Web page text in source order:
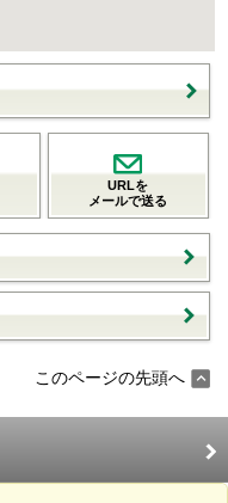
URLを
メールで送る
このページの先頭へ